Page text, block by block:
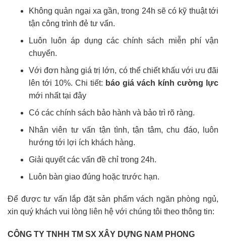
Không quản ngại xa gần, trong 24h sẽ có kỹ thuật tới
tận công trình đẻ tư vấn.
Luôn luôn áp dụng các chính sách miễn phí vận
chuyển.
Với đơn hàng giá trị lớn, có thể chiết khấu với ưu đãi
lên tới 10%. Chi tiết: báo giá vách kính cường lực
mới nhất tại đây
Có các chính sách bảo hành và bảo trì rõ ràng.
Nhân viên tư vấn tận tình, tận tâm, chu đáo, luôn
hướng tới lợi ích khách hàng.
Giải quyết các vấn đề chỉ trong 24h.
Luôn bàn giao đúng hoặc trước hạn.
Để được tư vấn lắp đặt sản phẩm vách ngăn phòng ngủ,
xin quý khách vui lòng liên hệ với chúng tôi theo thông tin:
CÔNG TY TNHH TM SX XÂY DỰNG NAM PHONG